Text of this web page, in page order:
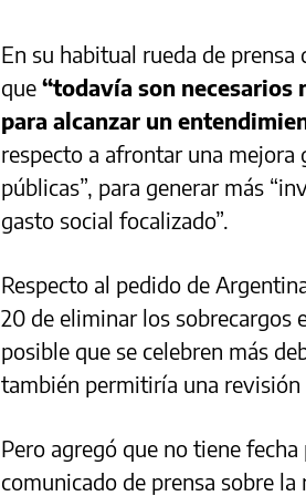
En su habitual rueda de
que “todavía son necesarios
para alcanzar un
respecto a afrontar una mejora
públicas”, para generar más
gasto social focalizado”.
Respecto al pedido de
20 de eliminar los sobrecargos
posible que se celebren más
también permitiría una revisión
Pero agregó que no tiene
comunicado de prensa sobre